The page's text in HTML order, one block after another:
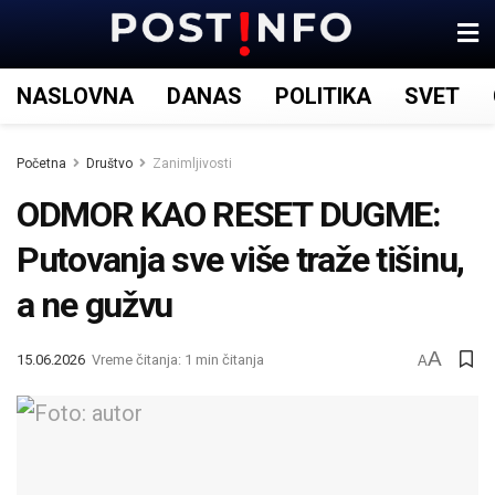
NASLOVNA DANAS POLITIKA SVET
Početna Društvo Zanimljivosti
ODMOR KAO RESET DUGME:
Putovanja sve više traže tišinu,
a ne gužvu
15.06.2026 Vreme čitanja: 1 min čitanja AA